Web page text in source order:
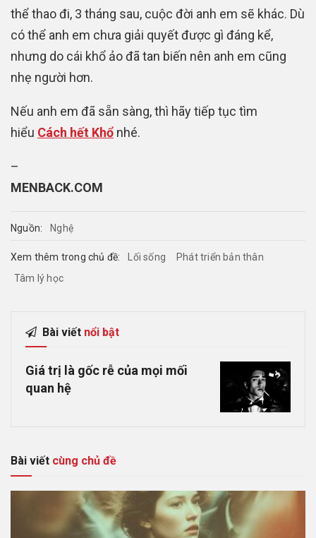
thể thao đi, 3 tháng sau, cuộc đời anh em sẽ khác. Dù
có thể anh em chưa giải quyết được gì đáng kể,
nhưng do cái khổ ảo đã tan biến nên anh em cũng
nhẹ người hơn.
Nếu anh em đã sẵn sàng, thì hãy tiếp tục tìm
hiểu Cách hết Khổ nhé.
–
MENBACK.COM
Nguồn: Nghệ
Xem thêm trong chủ đề: Lối sống
Phát triển bản thân
Tâm lý học
Bài viết nổi bật
Giá trị là gốc rễ của mọi mối
quan hệ
Bài viết cùng chủ đề